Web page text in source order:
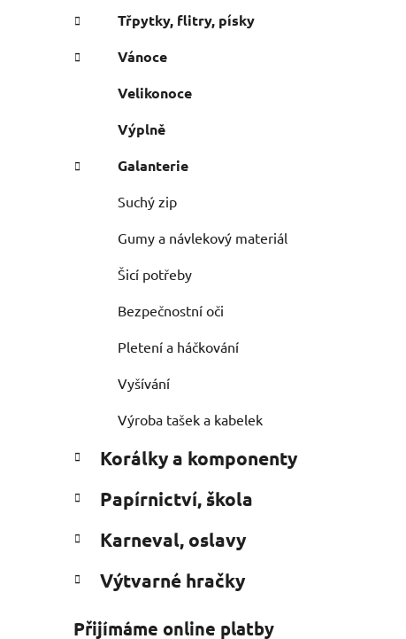
Třpytky, flitry, písky
Vánoce
Velikonoce
Výplně
Galanterie
Suchý zip
Gumy a návlekový materiál
Šicí potřeby
Bezpečnostní oči
Pletení a háčkování
Vyšívání
Výroba tašek a kabelek
Korálky a komponenty
Papírnictví, škola
Karneval, oslavy
Výtvarné hračky
Přijímáme online platby